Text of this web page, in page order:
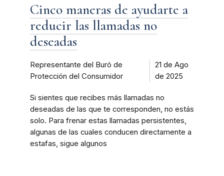
Cinco maneras de ayudarte a
reducir las llamadas no
deseadas
Representante del Buró de
Protección del Consumidor
21 de Ago
de 2025
Si sientes que recibes más llamadas no
deseadas de las que te corresponden, no estás
solo. Para frenar estas llamadas persistentes,
algunas de las cuales conducen directamente a
estafas, sigue algunos